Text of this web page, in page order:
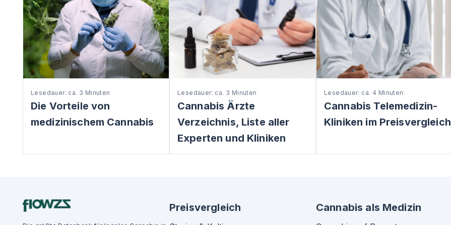
Lesedauer: ca. 3 Minuten
Die Vorteile von
medizinischem Cannabis
Lesedauer: ca. 3 Minuten
Cannabis Ärzte
Verzeichnis, Liste aller
Experten und Kliniken
Lesedauer: ca. 4 Minuten
Cannabis Telemedizin-
Kliniken im Preisvergleich
Preisvergleich Cannabis als Medizin